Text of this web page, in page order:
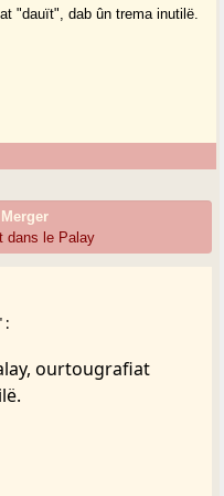
"dauït", dab ûn trema inutilë.
dans le Palay
:
ourtougrafiat